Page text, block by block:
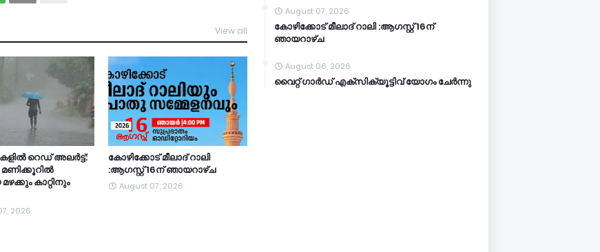
View all
റെഡ് അലര്‍ട്ട്:
കാറ്റിനും
2026
കോഴിക്കോട് മീലാദ് റാലി
:ആഗസ്റ്റ് 16ന് ഞായറാഴ്ച
August 07, 2026
August 07, 2026
കോഴിക്കോട് മീലാദ് റാലി :ആഗസ്റ്റ് 16ന്
ഞായറാഴ്ച
August 06, 2026
വൈറ്റ് ഗാർഡ് എക്സിക്യൂട്ടിവ് യോഗം ചേർന്നു